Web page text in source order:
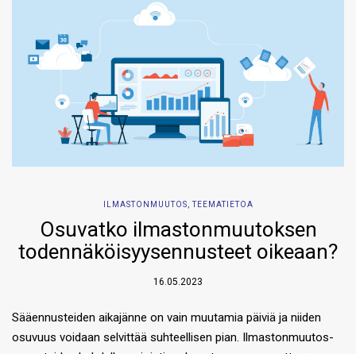
ILMASTONMUUTOS,TEEMATIETOA
Osuvatko ilmastonmuutoksen
todennäköisyysennusteet oikeaan?
16.05.2023
Sääennusteiden aikajänne on vain muutamia päiviä ja niiden
osuvuus voidaan selvittää suhteellisen pian. Ilmastonmuutos­